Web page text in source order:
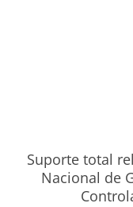
Suporte total
Nacional de